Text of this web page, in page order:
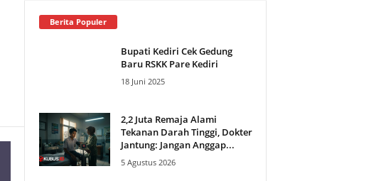
Berita Populer
Bupati Kediri Cek Gedung
Baru RSKK Pare Kediri
18 Juni 2025
2,2 Juta Remaja Alami
Tekanan Darah Tinggi, Dokter
Jantung: Jangan Anggap...
5 Agustus 2026